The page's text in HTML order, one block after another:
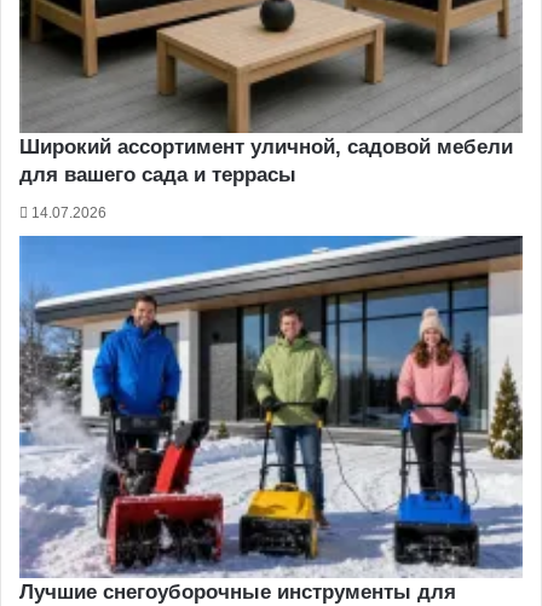
Широкий ассортимент уличной, садовой мебели
для вашего сада и террасы
14.07.2026
Лучшие снегоуборочные инструменты для